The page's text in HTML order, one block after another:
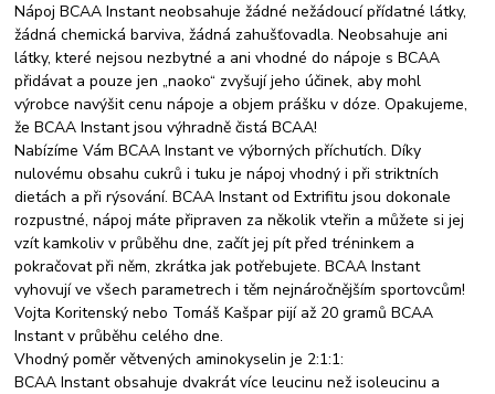
Nápoj BCAA Instant neobsahuje žádné nežádoucí přídatné látky,
žádná chemická barviva, žádná zahušťovadla. Neobsahuje ani
látky, které nejsou nezbytné a ani vhodné do nápoje s BCAA
přidávat a pouze jen „naoko“ zvyšují jeho účinek, aby mohl
výrobce navýšit cenu nápoje a objem prášku v dóze. Opakujeme,
že BCAA Instant jsou výhradně čistá BCAA!
Nabízíme Vám BCAA Instant ve výborných příchutích. Díky
nulovému obsahu cukrů i tuku je nápoj vhodný i při striktních
dietách a při rýsování. BCAA Instant od Extrifitu jsou dokonale
rozpustné, nápoj máte připraven za několik vteřin a můžete si jej
vzít kamkoliv v průběhu dne, začít jej pít před tréninkem a
pokračovat při něm, zkrátka jak potřebujete. BCAA Instant
vyhovují ve všech parametrech i těm nejnáročnějším sportovcům!
Vojta Koritenský nebo Tomáš Kašpar pijí až 20 gramů BCAA
Instant v průběhu celého dne.
Vhodný poměr větvených aminokyselin je 2:1:1:
BCAA Instant obsahuje dvakrát více leucinu než isoleucinu a